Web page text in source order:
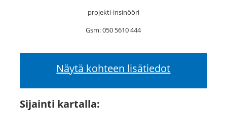
projekti-insinööri
Gsm: 050 5610 444
Näytä kohteen lisätiedot
Sijainti kartalla: